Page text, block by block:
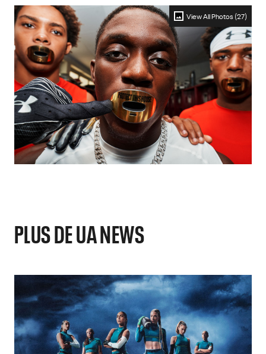
View All Photos (27)
PLUS DE UA NEWS